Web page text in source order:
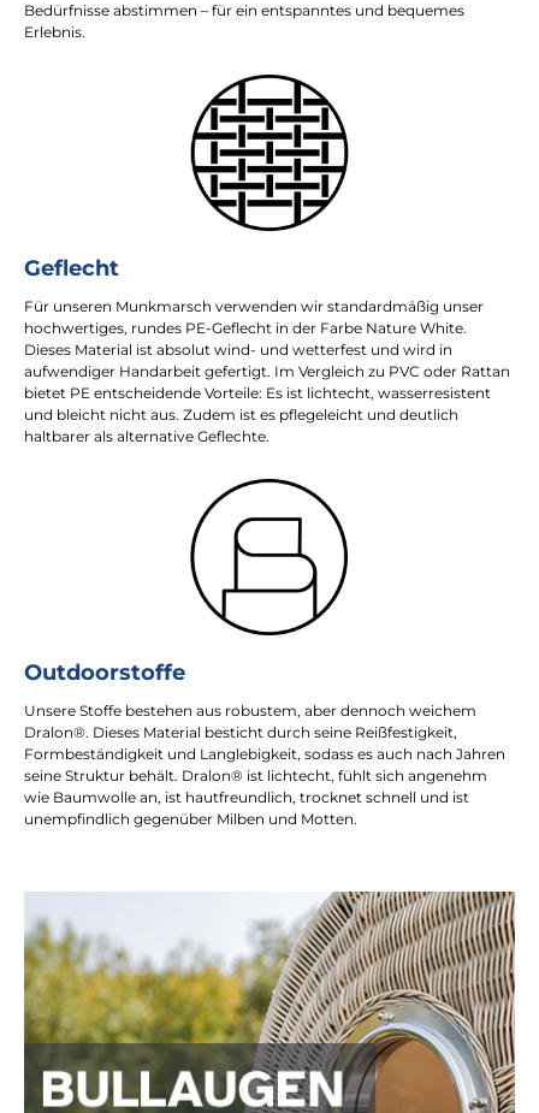
Bedürfnisse abstimmen – für ein entspanntes und bequemes
Erlebnis.
Geflecht
Für unseren Munkmarsch verwenden wir standardmäßig unser
hochwertiges, rundes PE-Geflecht in der Farbe Nature White.
Dieses Material ist absolut wind- und wetterfest und wird in
aufwendiger Handarbeit gefertigt. Im Vergleich zu PVC oder Rattan
bietet PE entscheidende Vorteile: Es ist lichtecht, wasserresistent
und bleicht nicht aus. Zudem ist es pflegeleicht und deutlich
haltbarer als alternative Geflechte.
Outdoorstoffe
Unsere Stoffe bestehen aus robustem, aber dennoch weichem
Dralon®. Dieses Material besticht durch seine Reißfestigkeit,
Formbeständigkeit und Langlebigkeit, sodass es auch nach Jahren
seine Struktur behält. Dralon® ist lichtecht, fühlt sich angenehm
wie Baumwolle an, ist hautfreundlich, trocknet schnell und ist
unempfindlich gegenüber Milben und Motten.